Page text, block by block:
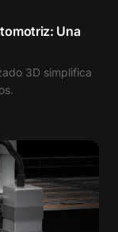
Una
3D simplifica